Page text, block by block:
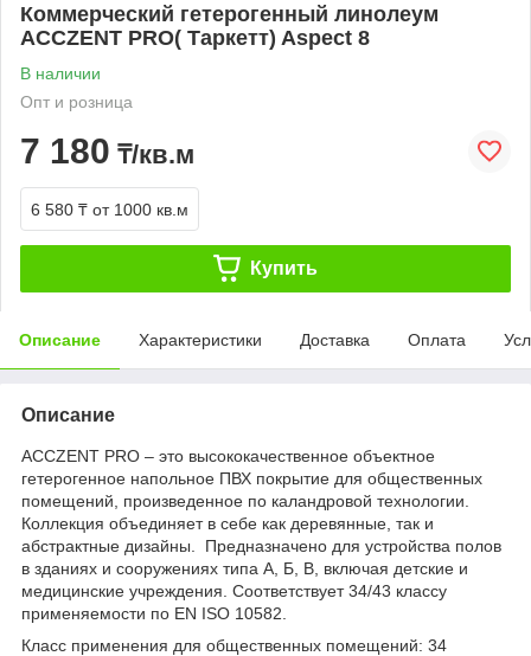
Коммерческий гетерогенный линолеум
ACCZENT PRO( Таркетт) Aspect 8
В наличии
Опт и розница
7 180 ₸/кв.м
6 580 ₸ от 1000 кв.м
Купить
Описание Характеристики Доставка Оплата
Описание
ACCZENT PRO – это высококачественное объектное
гетерогенное напольное ПВХ покрытие для общественных
помещений, произведенное по каландровой технологии.
Коллекция объединяет в себе как деревянные, так и
абстрактные дизайны. Предназначено для устройства полов
в зданиях и сооружениях типа А, Б, В, включая детские и
медицинские учреждения. Соответствует 34/43 классу
применяемости по EN ISO 10582.
Класс применения для общественных помещений: 34